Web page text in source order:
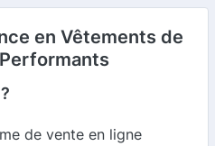
en Vêtements de
de vente en ligne